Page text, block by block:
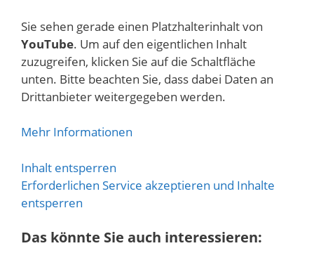
Sie sehen gerade einen Platzhalterinhalt von
YouTube. Um auf den eigentlichen Inhalt
zuzugreifen, klicken Sie auf die Schaltfläche
unten. Bitte beachten Sie, dass dabei Daten an
Drittanbieter weitergegeben werden.
Mehr Informationen
Inhalt entsperren
Erforderlichen Service akzeptieren und Inhalte
entsperren
Das könnte Sie auch interessieren: